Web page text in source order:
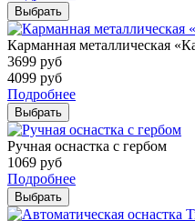
Выбрать
Карманная металлическая
3699 руб
4099 руб
Подробнее
Выбрать
Ручная оснастка с гербом
1069 руб
Подробнее
Выбрать